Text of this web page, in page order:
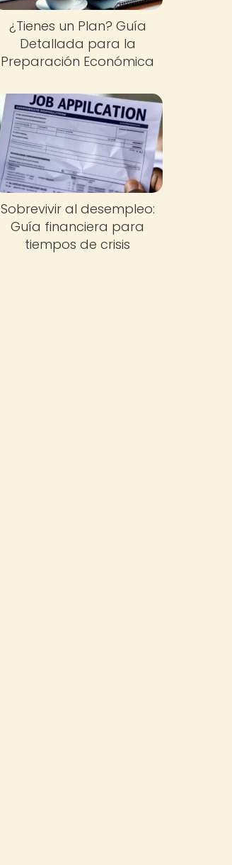
¿Tienes un Plan? Guía
Detallada para la
Preparación Económica
Sobrevivir al desempleo:
Guía financiera para
tiempos de crisis